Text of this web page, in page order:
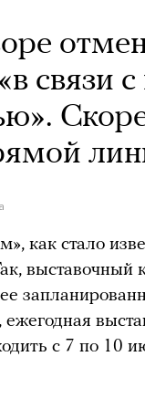
связи с
как стало
выставочный
ежегодная
c 7 по 10